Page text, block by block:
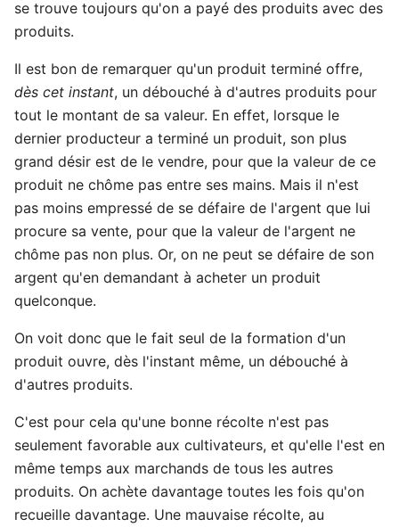
se trouve toujours qu'on a payé des produits avec des
produits.
Il est bon de remarquer qu'un produit terminé offre,
dès cet instant, un débouché à d'autres produits pour
tout le montant de sa valeur. En effet, lorsque le
dernier producteur a terminé un produit, son plus
grand désir est de le vendre, pour que la valeur de ce
produit ne chôme pas entre ses mains. Mais il n'est
pas moins empressé de se défaire de l'argent que lui
procure sa vente, pour que la valeur de l'argent ne
chôme pas non plus. Or, on ne peut se défaire de son
argent qu'en demandant à acheter un produit
quelconque.
On voit donc que le fait seul de la formation d'un
produit ouvre, dès l'instant même, un débouché à
d'autres produits.
C'est pour cela qu'une bonne récolte n'est pas
seulement favorable aux cultivateurs, et qu'elle l'est en
même temps aux marchands de tous les autres
produits. On achète davantage toutes les fois qu'on
recueille davantage. Une mauvaise récolte, au